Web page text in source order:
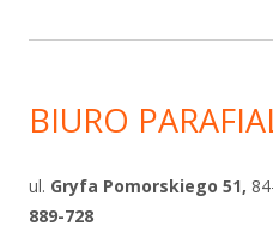
BIURO
ul. Gryfa Pomorskiego 51,
889-728